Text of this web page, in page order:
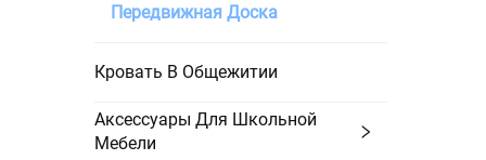
Передвижная Доска
Кровать В Общежитии
Аксессуары Для Школьной
Мебели